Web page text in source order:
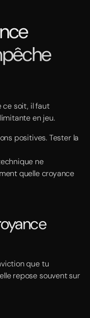
ce soit, il faut
en jeu.
positives. Tester la
ne
quelle croyance
que tu
repose souvent sur